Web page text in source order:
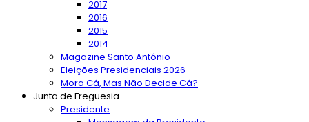
2017
2016
2015
2014
Magazine Santo António
Eleições Presidenciais 2026
Mora Cá, Mas Não Decide Cá?
Junta de Freguesia
Presidente